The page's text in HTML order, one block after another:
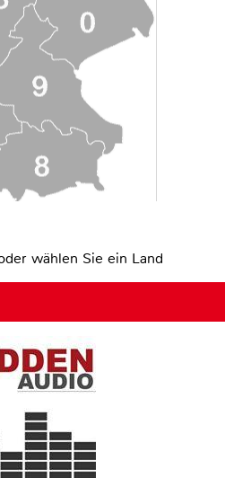
wählen Sie ein Land